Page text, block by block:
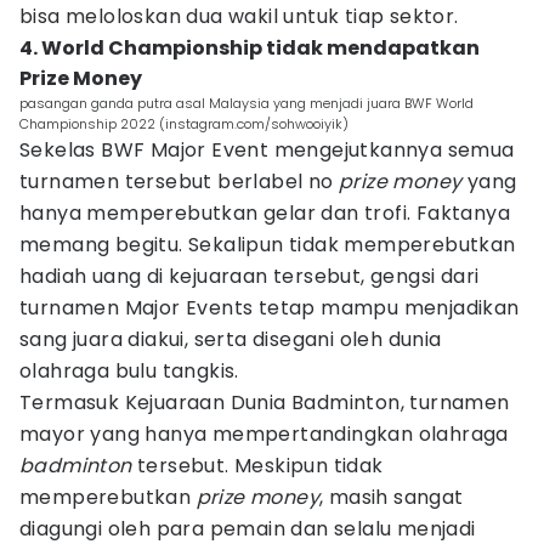
bisa meloloskan dua wakil untuk tiap sektor.
4. World Championship tidak mendapatkan
Prize Money
pasangan ganda putra asal Malaysia yang menjadi juara BWF World
Championship 2022 (instagram.com/sohwooiyik)
Sekelas BWF Major Event mengejutkannya semua
turnamen tersebut berlabel no prize moneyyang
hanya memperebutkan gelar dan trofi. Faktanya
memang begitu. Sekalipun tidak memperebutkan
hadiah uang di kejuaraan tersebut, gengsi dari
turnamen Major Events tetap mampu menjadikan
sang juara diakui, serta disegani oleh dunia
olahraga bulu tangkis.
Termasuk Kejuaraan Dunia Badminton, turnamen
mayor yang hanya mempertandingkan olahraga
badmintontersebut. Meskipun tidak
memperebutkan prize money, masih sangat
diagungi oleh para pemain dan selalu menjadi